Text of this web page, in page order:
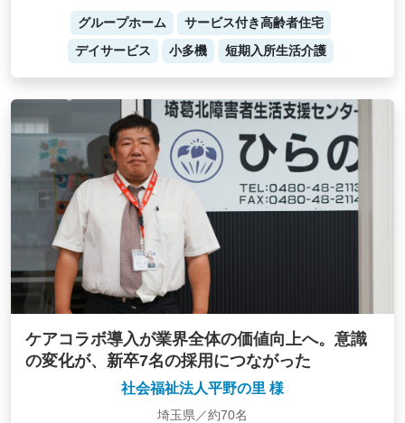
グループホーム
サービス付き高齢者住宅
デイサービス
小多機 短期入所生活介護
ケアコラボ導入が業界全体の価値向上へ。意識
の変化が、新卒7名の採用につながった
社会福祉法人平野の里 様
埼玉県／約70名